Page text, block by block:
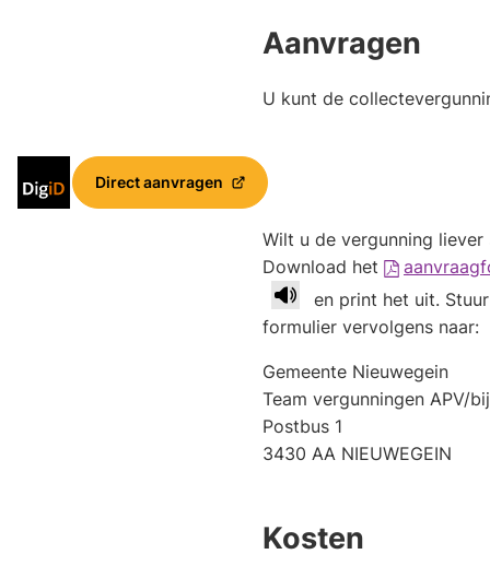
Aanvragen
U kunt de
Inloggen
met
Direct aanvragen
(Verwijst
Wilt u de vergunning
Download het
en print het uit.
formulier vervolgens naar:
Gemeente Nieuwegein
Team vergunningen APV/
Postbus 1
3430 AA NIEUWEGEIN
Kosten